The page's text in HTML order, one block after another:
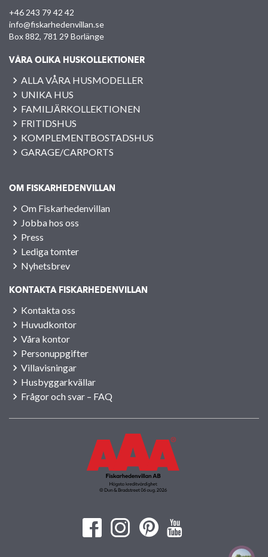
+46 243 79 42 42
info@fiskarhedenvillan.se
Box 882, 781 29 Borlänge
VÅRA OLIKA HUSKOLLEKTIONER
ALLA VÅRA HUSMODELLER
UNIKA HUS
FAMILJÄRKOLLEKTIONEN
FRITIDSHUS
KOMPLEMENTBOSTADSHUS
GARAGE/CARPORTS
OM FISKARHEDENVILLAN
Om Fiskarhedenvillan
Jobba hos oss
Press
Lediga tomter
Nyhetsbrev
KONTAKTA FISKARHEDENVILLAN
Kontakta oss
Huvudkontor
Våra kontor
Personuppgifter
Villavisningar
Husbyggarkvällar
Frågor och svar – FAQ